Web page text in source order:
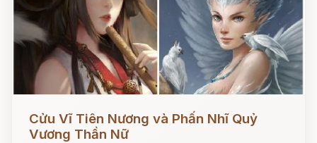
Cửu Vĩ Tiên Nương và Phấn Nhĩ Quỷ
Vương Thần Nữ